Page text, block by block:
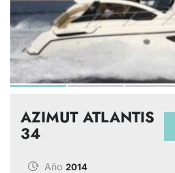
AZIMUT ATLANTIS
34
Año 2014